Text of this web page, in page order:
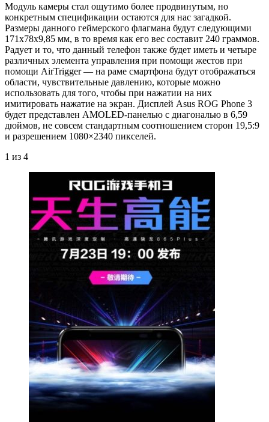
Модуль камеры стал ощутимо более продвинутым, но
конкретным спецификации остаются для нас загадкой.
Размеры данного геймерского флагмана будут следующими
171x78x9,85 мм, в то время как его вес составит 240 граммов.
Радует и то, что данный телефон также будет иметь и четыре
различных элемента управления при помощи жестов при
помощи AirTrigger — на раме смартфона будут отображаться
области, чувствительные давлению, которые можно
использовать для того, чтобы при нажатии на них
имитировать нажатие на экран. Дисплей Asus ROG Phone 3
будет представлен AMOLED-панелью с диагональю в 6,59
дюймов, не совсем стандартным соотношением сторон 19,5:9
и разрешением 1080×2340 пикселей.
1 из 4